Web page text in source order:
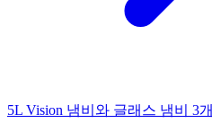
5L Vision 냄비와 글래스 냄비 3개